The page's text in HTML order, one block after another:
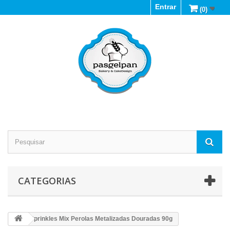
(0)
Entrar
CATEGORIAS
Sprinkles Mix Perolas Metalizadas Douradas 90g